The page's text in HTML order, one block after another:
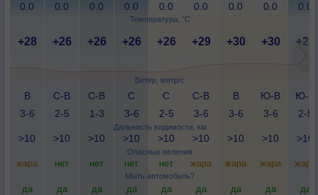
Температура, °C
Ветер, метр/с
Дальность видимости, км
Опасные явления
Мыть автомобиль?
0.0 0.0 0.0 0.0 0.0 0.0 0.0 0.0 0.0
+28 +26 +26 +26 +26 +29 +30 +30 +29
В
3-6
С-В
2-5
С-В
1-3
С
3-6
С
2-5
С-В
3-6
В
3-6
Ю-В
3-6
Ю-В
2-5
>10 >10 >10 >10 >10 >10 >10 >10 >10
жара нет нет нет нет жара жара жара жара
да да да да да да да да да